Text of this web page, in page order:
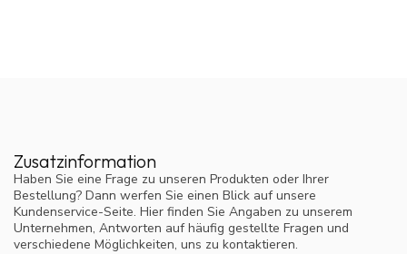
Zusatzinformation
Haben Sie eine Frage zu unseren Produkten oder Ihrer
Bestellung? Dann werfen Sie einen Blick auf unsere
Kundenservice-Seite. Hier finden Sie Angaben zu unserem
Unternehmen, Antworten auf häufig gestellte Fragen und
verschiedene Möglichkeiten, uns zu kontaktieren.